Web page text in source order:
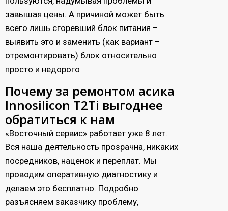
завышая цены. А причиной может быть
всего лишь сгоревший блок питания –
выявить это и заменить (как вариант –
отремонтировать) блок относительно
просто и недорого
Почему за ремонтом асика
Innosilicon T2Ti выгоднее
обратиться к нам
«Восточный сервис» работает уже 8 лет.
Вся наша деятельность прозрачна, никаких
посредников, наценок и переплат. Мы
проводим оперативную диагностику и
делаем это бесплатно. Подробно
разъясняем заказчику проблему,